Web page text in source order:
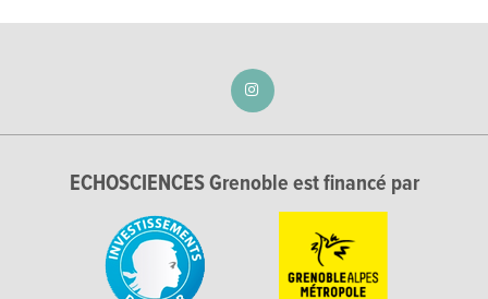
ECHOSCIENCES Grenoble est financé par